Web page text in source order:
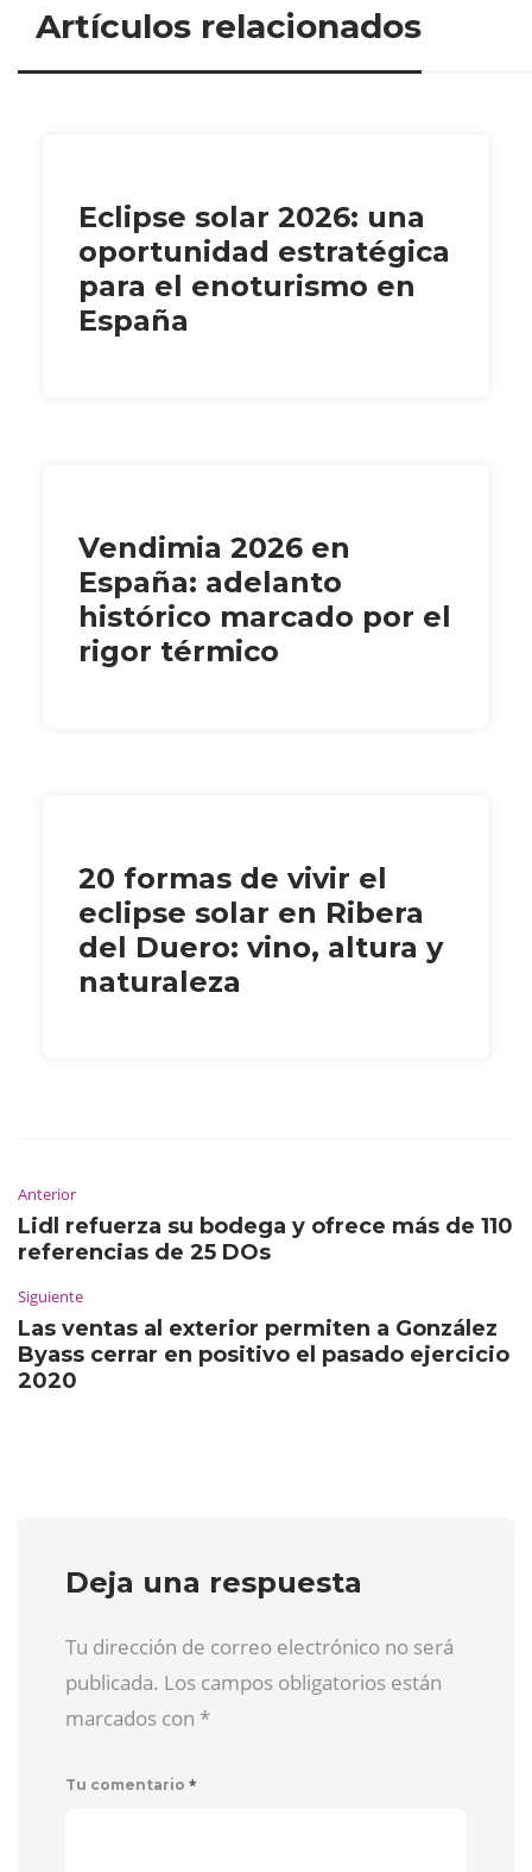
Artículos relacionados
Eclipse solar 2026: una
oportunidad estratégica
para el enoturismo en
España
Vendimia 2026 en
España: adelanto
histórico marcado por el
rigor térmico
20 formas de vivir el
eclipse solar en Ribera
del Duero: vino, altura y
naturaleza
Anterior
Lidl refuerza su bodega y ofrece más de 110
referencias de 25 DOs
Siguiente
Las ventas al exterior permiten a González
Byass cerrar en positivo el pasado ejercicio
2020
Deja una respuesta
Tu dirección de correo electrónico no será
publicada. Los campos obligatorios están
marcados con *
Tu comentario *